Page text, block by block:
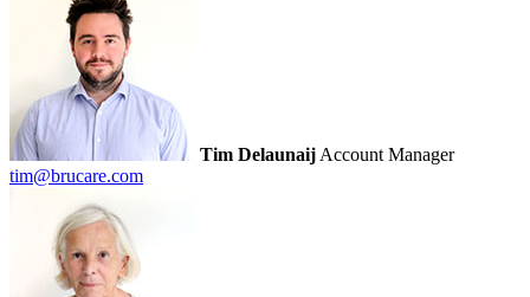
Tim Delaunaij Account Manager
tim@brucare.com